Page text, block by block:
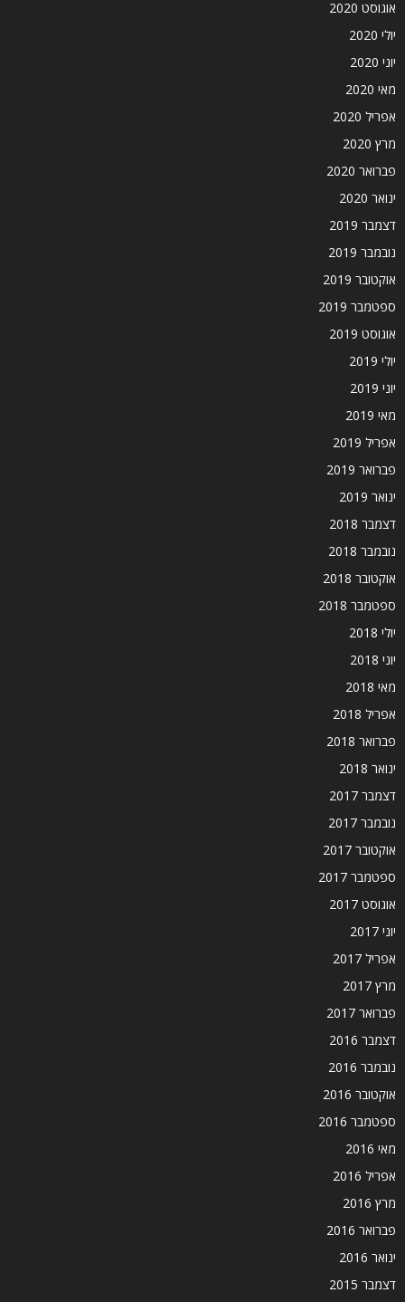
אוגוסט 2020
יולי 2020
יוני 2020
מאי 2020
אפריל 2020
מרץ 2020
פברואר 2020
ינואר 2020
דצמבר 2019
נובמבר 2019
אוקטובר 2019
ספטמבר 2019
אוגוסט 2019
יולי 2019
יוני 2019
מאי 2019
אפריל 2019
פברואר 2019
ינואר 2019
דצמבר 2018
נובמבר 2018
אוקטובר 2018
ספטמבר 2018
יולי 2018
יוני 2018
מאי 2018
אפריל 2018
פברואר 2018
ינואר 2018
דצמבר 2017
נובמבר 2017
אוקטובר 2017
ספטמבר 2017
אוגוסט 2017
יוני 2017
אפריל 2017
מרץ 2017
פברואר 2017
דצמבר 2016
נובמבר 2016
אוקטובר 2016
ספטמבר 2016
מאי 2016
אפריל 2016
מרץ 2016
פברואר 2016
ינואר 2016
דצמבר 2015